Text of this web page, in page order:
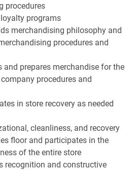
procedures
programs
merchandising philosophy and
procedures and
and prepares merchandise for the
procedures and
in store recovery as needed
cleanliness, and recovery
floor and participates in the
of the entire store
recognition and constructive